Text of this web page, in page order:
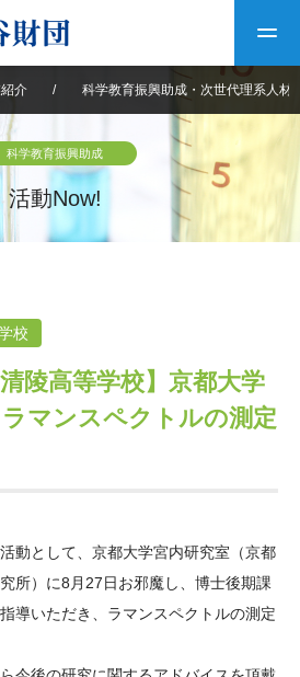
財団について
40年史デジタルブック
中谷財団40年史
中谷財団レポート
長期大型研究助成
ム
・
プ
財団動画紹介
の他情報
よくあるご質問
中谷財団アーカイブ
マイページ
介 / 科学教育振興助成・次世代理系人材
科学教育振興助成
活動Now!
校
陵高等学校】京都大学
マンスペクトルの測定
動として、京都大学宮内研究室（京都
所）に8月27日お邪魔し、博士後期課
導いただき、ラマンスペクトルの測定